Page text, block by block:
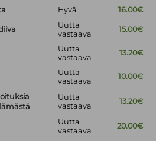
Hyvä 16.00€
Uutta
vastaava
15.00€
Uutta
vastaava
13.20€
Uutta
vastaava
10.00€
Uutta
vastaava
13.20€
Uutta
vastaava
20.00€